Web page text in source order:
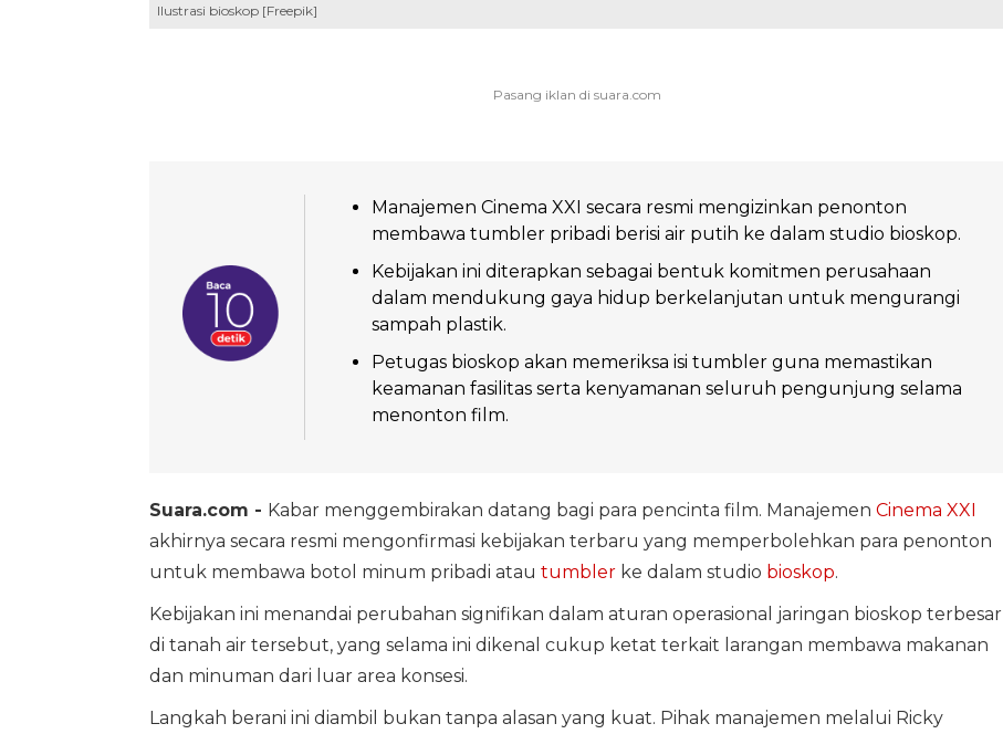
Ilustrasi bioskop [Freepik]
Manajemen Cinema XXI secara resmi mengizinkan penonton
membawa tumbler pribadi berisi air putih ke dalam studio bioskop.
Kebijakan ini diterapkan sebagai bentuk komitmen perusahaan
dalam mendukung gaya hidup berkelanjutan untuk mengurangi
sampah plastik.
Petugas bioskop akan memeriksa isi tumbler guna memastikan
keamanan fasilitas serta kenyamanan seluruh pengunjung selama
menonton film.
Suara.com - Kabar menggembirakan datang bagi para pencinta film. Manajemen Cinema XXI
akhirnya secara resmi mengonfirmasi kebijakan terbaru yang memperbolehkan para penonton
untuk membawa botol minum pribadi atau tumblerke dalam studio bioskop.
Kebijakan ini menandai perubahan signifikan dalam aturan operasional jaringan bioskop terbesar
di tanah air tersebut, yang selama ini dikenal cukup ketat terkait larangan membawa makanan
dan minuman dari luar area konsesi.
Langkah berani ini diambil bukan tanpa alasan yang kuat. Pihak manajemen melalui Ricky